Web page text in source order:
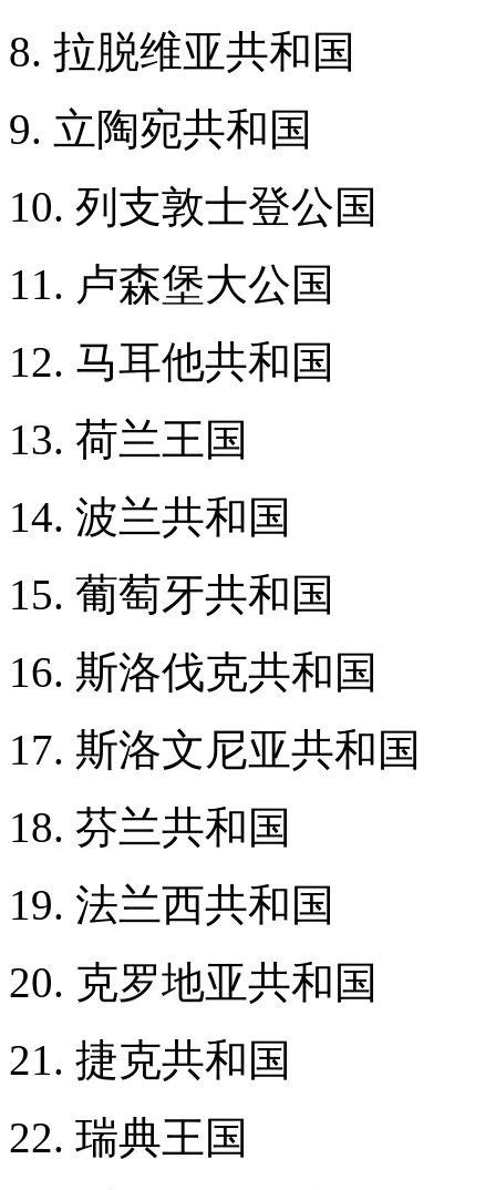
8. 拉脱维亚共和国
9. 立陶宛共和国
10. 列支敦士登公国
11. 卢森堡大公国
12. 马耳他共和国
13. 荷兰王国
14. 波兰共和国
15. 葡萄牙共和国
16. 斯洛伐克共和国
17. 斯洛文尼亚共和国
18. 芬兰共和国
19. 法兰西共和国
20. 克罗地亚共和国
21. 捷克共和国
22. 瑞典王国